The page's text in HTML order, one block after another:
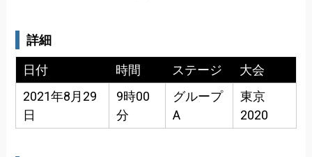
詳細
日付 時間 ステージ
大会
2021年8月29
日
9時00
分
グループ
A
東京
2020